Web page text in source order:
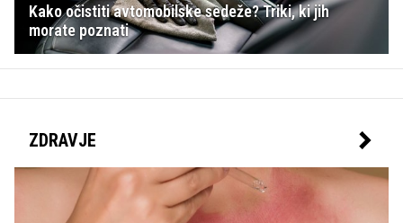
Kako očistiti avtomobilske sedeže? Triki, ki jih
morate poznati
ZDRAVJE